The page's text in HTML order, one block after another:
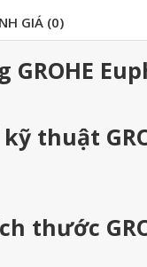
GIÁ (0)
GROHE
thuật
thước